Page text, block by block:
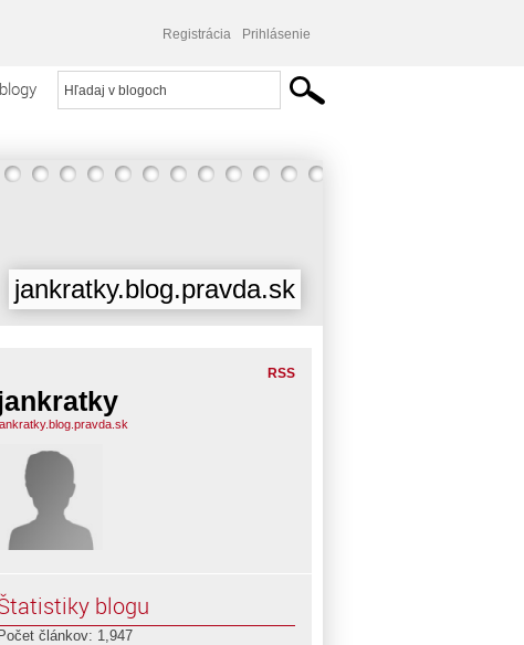
Registrácia Prihlásenie
jankratky.blog.pravda.sk
RSS
blogu
Počet článkov: 1,947